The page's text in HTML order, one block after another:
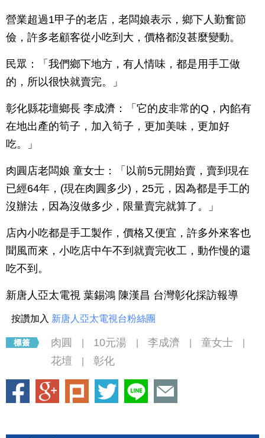
營業超過1甲子的老店，老闆娘表示，鄉下人勤奮節
儉，許多老顧客從小吃到大，價格都沒甚麼變動。
民眾：「我們鄉下地方，有人情味，都是用手工做
的，所以很快就賣完。」
彰化縣花壇鄉長 李成濟：「它的皮非常的Q，內餡有
在地出產的筍子，加入筍子，更加美味，更加好
吃。」
肉圓店老闆娘 童女士：「以前5元開始賣，賣到現在
已經64年，(現在肉圓多少)，25元，因為都是手工的
沒辦法，因為沒做多少，限量賣完就算了。」
店內小吃都是手工製作，價格又便宜，許多外來客也
聞風而來，小吃店中午不到就賣完收工，動作慢的還
吃不到。
新唐人亞太電視 葉錫鴻 陳漢昌 台灣彰化採訪報導
按讚加入 新唐人亞太電視台粉絲團
肉圓 10元湯 李成濟 童女士
花壇 彰化